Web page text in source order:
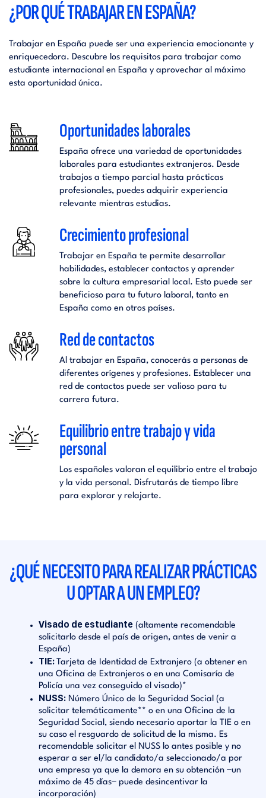
¿POR QUÉ TRABAJAR EN ESPAÑA?
Trabajar en España puede ser una experiencia emocionante y
enriquecedora. Descubre los requisitos para trabajar como
estudiante internacional en España y aprovechar al máximo
esta oportunidad única.
Oportunidades laborales
España ofrece una variedad de oportunidades
laborales para estudiantes extranjeros. Desde
trabajos a tiempo parcial hasta prácticas
profesionales, puedes adquirir experiencia
relevante mientras estudias.
Crecimiento profesional
Trabajar en España te permite desarrollar
habilidades, establecer contactos y aprender
sobre la cultura empresarial local. Esto puede ser
beneficioso para tu futuro laboral, tanto en
España como en otros países.
Red de contactos
Al trabajar en España, conocerás a personas de
diferentes orígenes y profesiones. Establecer una
red de contactos puede ser valioso para tu
carrera futura.
Equilibrio entre trabajo y vida
personal
Los españoles valoran el equilibrio entre el trabajo
y la vida personal. Disfrutarás de tiempo libre
para explorar y relajarte.
¿QUÉ NECESITO PARA REALIZAR PRÁCTICAS
U OPTAR A UN EMPLEO?
Visado de estudiante (altamente recomendable
solicitarlo desde el país de origen, antes de venir a
España)
TIE: Tarjeta de Identidad de Extranjero (a obtener en
una Oficina de Extranjeros o en una Comisaría de
Policía una vez conseguido el visado)*
NUSS: Número Único de la Seguridad Social (a
solicitar telemáticamente** o en una Oficina de la
Seguridad Social, siendo necesario aportar la TIE o en
su caso el resguardo de solicitud de la misma. Es
recomendable solicitar el NUSS lo antes posible y no
esperar a ser el/la candidato/a seleccionado/a por
una empresa ya que la demora en su obtención −un
máximo de 45 días− puede desincentivar la
incorporación)